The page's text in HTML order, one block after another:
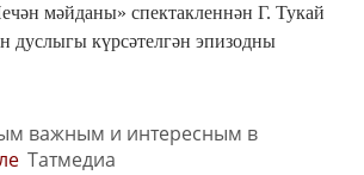
мәйданы» спектакленнән Г. Тукай
дуслыгы күрсәтелгән эпизодны
важным и интересным в
Татмедиа